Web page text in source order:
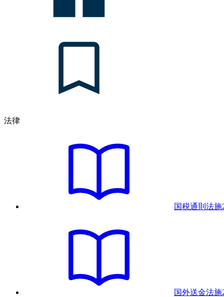
法律
国税通則法施
国外送金法施